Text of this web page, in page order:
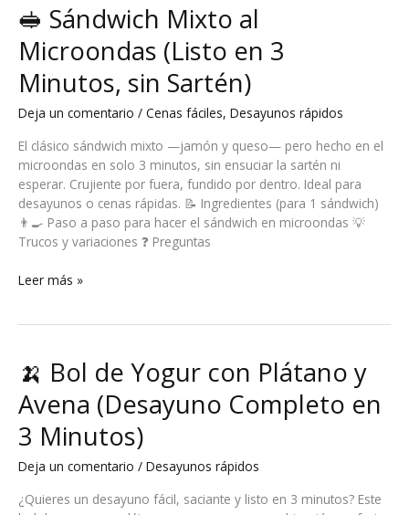
Plátano
(Natural
y
Listo
en
3
🥪 Sándwich Mixto al
Microondas (Listo en 3
Minutos, sin Sartén)
Deja un comentario / Cenas fáciles, Desayunos rápidos
El clásico sándwich mixto —jamón y queso— pero hecho en el
microondas en solo 3 minutos, sin ensuciar la sartén ni
esperar. Crujiente por fuera, fundido por dentro. Ideal para
desayunos o cenas rápidas. 📝 Ingredientes (para 1 sándwich)
👨‍🍳 Paso a paso para hacer el sándwich en microondas 💡
Trucos y variaciones ❓ Preguntas
🥪
(Listo
en
3
Minutos,
sin
Sartén)
Leer más »
🍌 Bol de Yogur con Plátano y
Avena (Desayuno Completo en
3 Minutos)
Deja un comentario / Desayunos rápidos
¿Quieres un desayuno fácil, saciante y listo en 3 minutos? Este